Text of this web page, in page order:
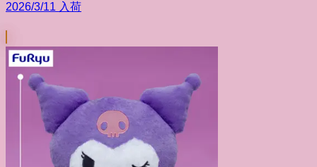
2026/3/11 入荷